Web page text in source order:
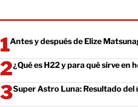
Antes y después de Elize
¿Qué es H22 y para qué sirve en
Super Astro Luna: Resultado